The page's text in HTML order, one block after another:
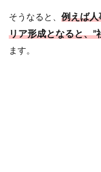
そうなると、 例えば人
リア形成となると、”
ます。